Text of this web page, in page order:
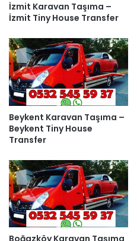
İzmit Karavan Taşıma –
İzmit Tiny House Transfer
Beykent Karavan Taşıma –
Beykent Tiny House
Transfer
Boğazköy Karavan Taşıma